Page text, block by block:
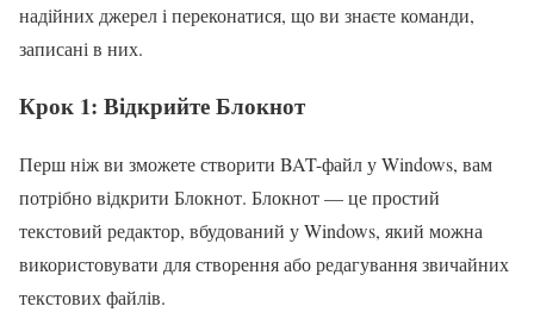
надійних джерел і переконатися, що ви знаєте команди,
записані в них.
Крок 1: Відкрийте Блокнот
Перш ніж ви зможете створити BAT-файл у Windows, вам
потрібно відкрити Блокнот. Блокнот — це простий
текстовий редактор, вбудований у Windows, який можна
використовувати для створення або редагування звичайних
текстових файлів.